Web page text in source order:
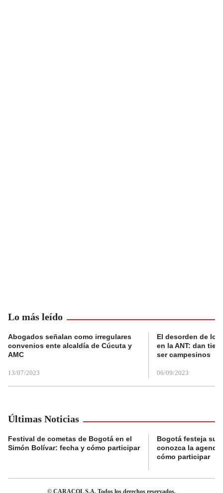
Lo más leído
Abogados señalan como irregulares
convenios ente alcaldía de Cúcuta y
AMC
13/07/2023
El desorden de
en la ANT: dan
ser campesinos
06/09/2023
Últimas Noticias
Festival de cometas de Bogotá en el
Simón Bolívar: fecha y cómo participar
Bogotá festeja su
conozca la
cómo participar
© CARACOL S.A. Todos los derechos reservados.